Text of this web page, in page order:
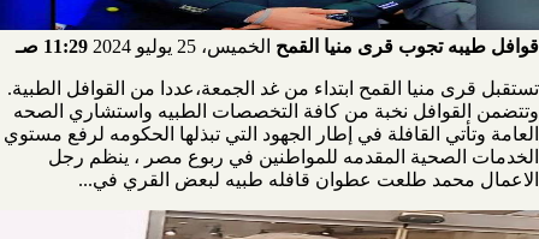
قوافل طيبه تجوب قرى منيا القمح الخميس، 25 يوليو 2024 11:29 صـ
تستقبل قرى منيا القمح ابتداء من غد الجمعة،عددا من القوافل الطبية.
وتتضمن القوافل نخبة من كافة التخصصات الطبيه واستشاري الصحه
العامة وتأتي القافلة في إطار الجهود التي تبذلها الحكومه لرفع مستوي
الخدمات الصحية المقدمه للمواطنين في ربوع مصر ، ينظم رجل
الاعمال محمد طلعت عطوان قافله طبيه لبعض القري في...